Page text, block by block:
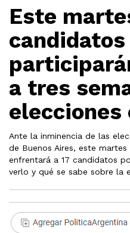
Este
candidatos
a tres
elecciones
Ante la inminencia de las
de Buenos Aires, este
enfrentará a 17 candidatos
verlo y qué se sabe sobre la